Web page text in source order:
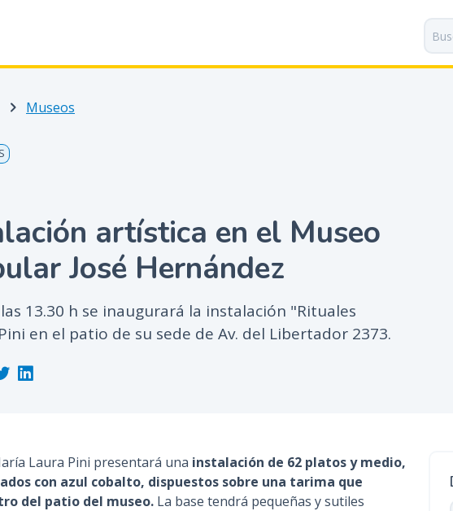
a
e
n
i
d
o
r
a
l
Museos
artística en el Museo
José Hernández
13.30 h se inaugurará la instalación "Rituales
en el patio de su sede de Av. del Libertador 2373.
Laura Pini presentará una instalación de 62 platos y medio,
con azul cobalto, dispuestos sobre una tarima que
del patio del museo. La base tendrá pequeñas y sutiles